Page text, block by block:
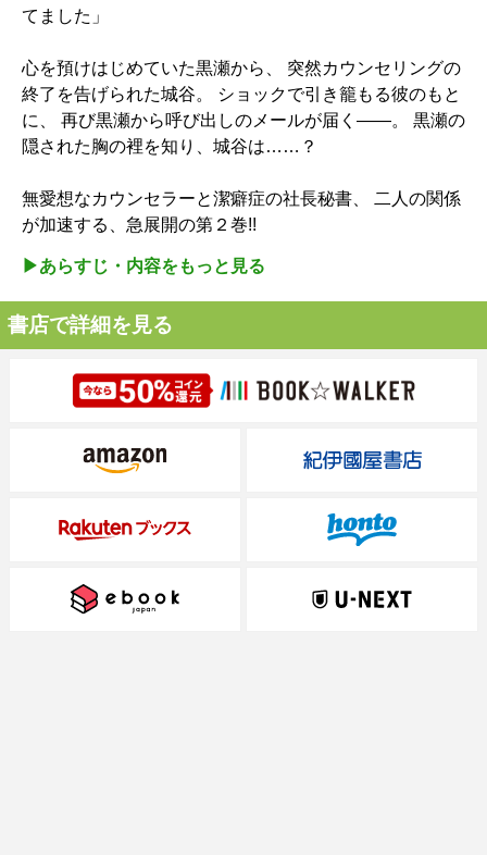
てました」
心を預けはじめていた黒瀬から、 突然カウンセリングの
終了を告げられた城谷。 ショックで引き籠もる彼のもと
に、 再び黒瀬から呼び出しのメールが届く――。 黒瀬の
隠された胸の裡を知り、城谷は……？
無愛想なカウンセラーと潔癖症の社長秘書、 二人の関係
が加速する、急展開の第２巻!!
▶︎あらすじ・内容をもっと見る
書店で詳細を見る